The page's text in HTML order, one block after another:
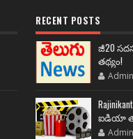
RECENT POSTS
జీ20
తథ్యం!
Admin
ఐడియా
Admin